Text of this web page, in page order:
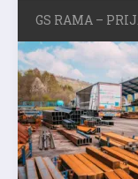
GS RAMA –